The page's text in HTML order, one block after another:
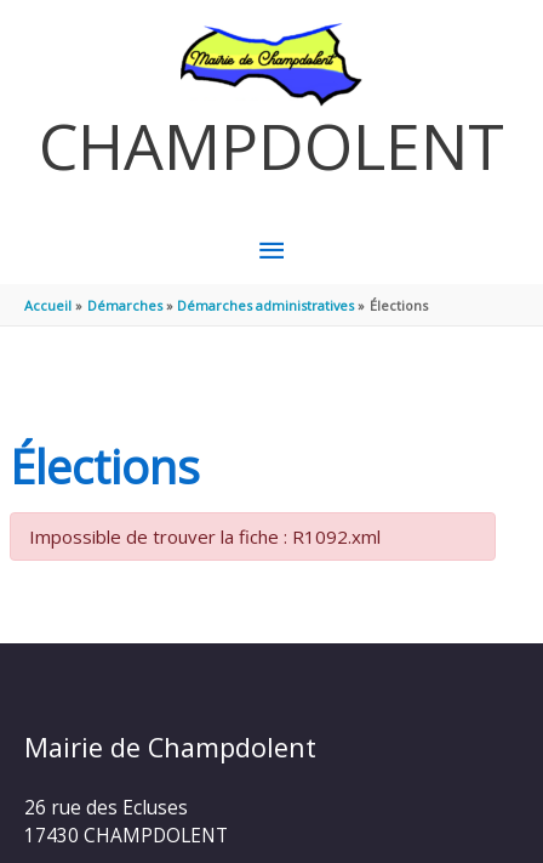
CHAMPDOLENT
MENU
PRINCIPAL
Accueil Démarches Démarches administratives Élections
Élections
Impossible de trouver la fiche : R1092.xml
Mairie de Champdolent
26 rue des Ecluses
17430 CHAMPDOLENT